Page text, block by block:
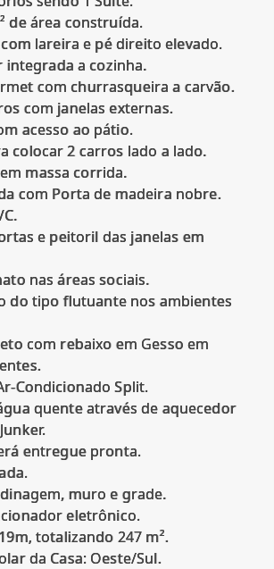
de área construída.
lareira e pé direito elevado.
integrada a cozinha.
com churrasqueira a carvão.
com janelas externas.
acesso ao pátio.
colocar 2 carros lado a lado.
massa corrida.
com Porta de madeira nobre.
e peitoril das janelas em
nas áreas sociais.
do tipo flutuante nos ambientes
com rebaixo em Gesso em
Condicionado Split.
quente através de aquecedor
entregue pronta.
muro e grade.
eletrônico.
totalizando 247 m².
da Casa: Oeste/Sul.